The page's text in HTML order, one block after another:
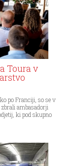
Toura v
po Franciji, so se v
ambasadorji
ki pod skupno